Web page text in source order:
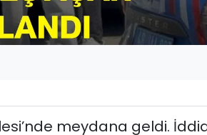
meydana geldi.